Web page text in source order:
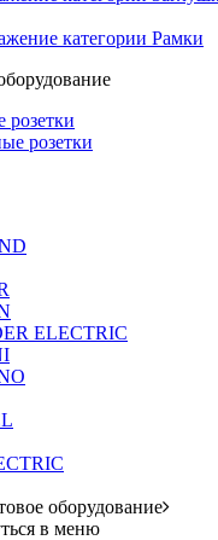
Рамки
розетки
розетки
ELECTRIC
оборудование
в меню